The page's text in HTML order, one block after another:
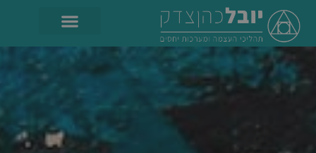
לתוכן